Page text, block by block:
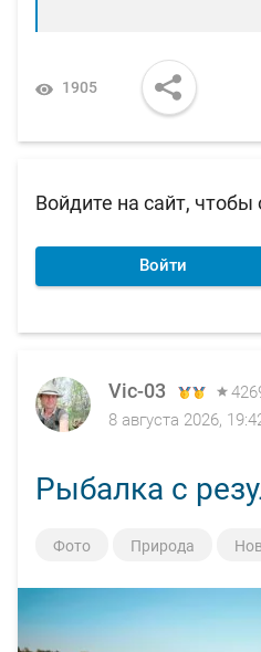
1905
Войдите на сайт,
Войти
Vic-03
8 августа 2026,
Рыбалка с
Фото Природа